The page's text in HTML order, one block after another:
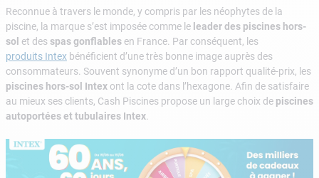
Reconnue à travers le monde, y compris par les néophytes de la
piscine, la marque s’est imposée comme le leader des piscines hors-
sol et des spas gonflables en France. Par conséquent, les
produits Intex bénéficient d’une très bonne image auprès des
consommateurs. Souvent synonyme d’un bon rapport qualité-prix, les
piscines hors-sol Intex ont la cote dans l’hexagone. Afin de satisfaire
au mieux ses clients, Cash Piscines propose un large choix de piscines
autoportées et tubulaires Intex
6.
tuyau
7.
spa
8.
skimmer
9.
aspirateur piscine